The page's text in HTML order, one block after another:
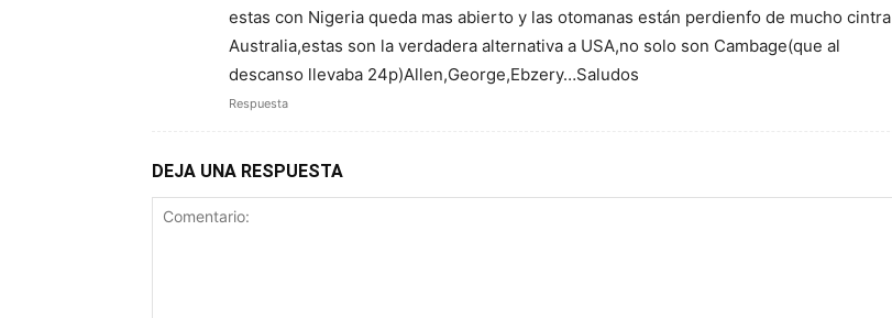
estas con Nigeria queda mas abierto y las otomanas están perdienfo de mucho cintra
Australia,estas son la verdadera alternativa a USA,no solo son Cambage(que al
descanso llevaba 24p)Allen,George,Ebzery…Saludos
Respuesta
DEJA UNA RESPUESTA